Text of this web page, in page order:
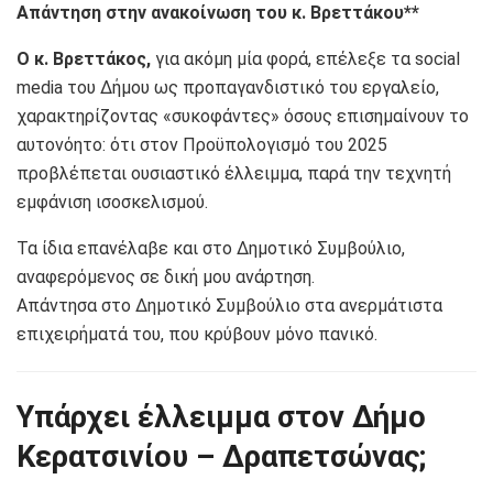
Απάντηση στην ανακοίνωση του κ. Βρεττάκου**
Ο κ. Βρεττάκος, για ακόμη μία φορά, επέλεξε τα social
media του Δήμου ως προπαγανδιστικό του εργαλείο,
χαρακτηρίζοντας «συκοφάντες» όσους επισημαίνουν το
αυτονόητο: ότι στον Προϋπολογισμό του 2025
προβλέπεται ουσιαστικό έλλειμμα, παρά την τεχνητή
εμφάνιση ισοσκελισμού.
Τα ίδια επανέλαβε και στο Δημοτικό Συμβούλιο,
αναφερόμενος σε δική μου ανάρτηση.
Απάντησα στο Δημοτικό Συμβούλιο στα ανερμάτιστα
επιχειρήματά του, που κρύβουν μόνο πανικό.
Υπάρχει έλλειμμα στον Δήμο
Κερατσινίου – Δραπετσώνας;